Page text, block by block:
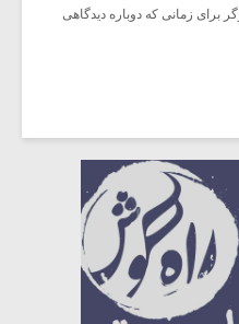
برای زمانی که دوباره دیدگاهی